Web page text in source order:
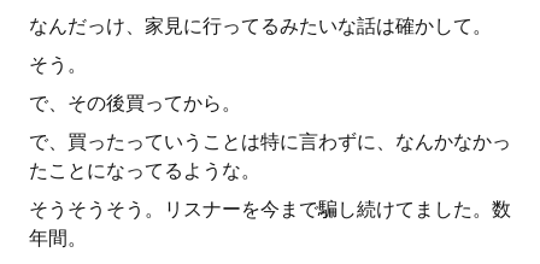
なんだっけ、家見に行ってるみたいな話は確かして。
そう。
で、その後買ってから。
で、買ったっていうことは特に言わずに、なんかなかっ
たことになってるような。
そうそうそう。リスナーを今まで騙し続けてました。数
年間。